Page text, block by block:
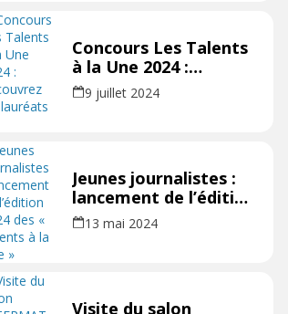
Concours Les Talents
à la Une 2024 :
découvrez les
lauréats !
9 juillet 2024
Jeunes journalistes :
lancement de l’édition
2024 des « Talents à
la Une »
13 mai 2024
Visite du salon